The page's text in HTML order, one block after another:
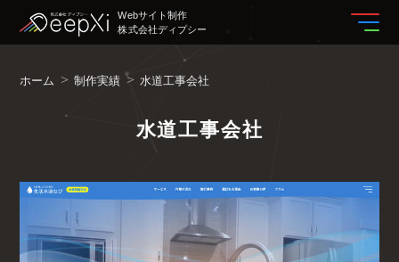
ホーム 制作実績 水道工事会社
Webサイト制作
株式会社ディプシー
水道工事会社